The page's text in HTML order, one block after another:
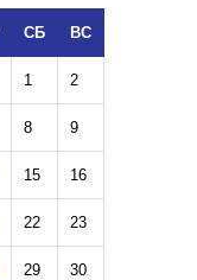
СБ ВС
1 2
8 9
15 16
22 23
29 30